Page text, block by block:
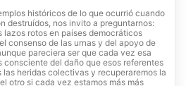
históricos de lo que ocurrió cuando
destruídos, nos invito a preguntarnos:
lazos rotos en países democráticos
consenso de las urnas y del apoyo de
pareciera ser que cada vez esa
consciente del daño que esos referentes
las heridas colectivas y recuperaremos la
otro si cada vez estamos más más